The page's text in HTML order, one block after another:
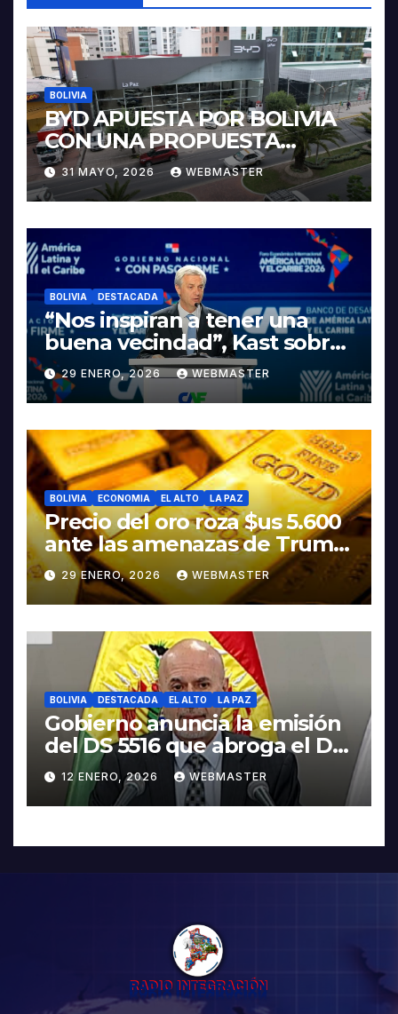
BOLIVIA
BYD APUESTA POR BOLIVIA
CON UNA PROPUESTA
INTEGRAL PARA IMPULSAR
LA ELECTROMOVILIDAD Y LA
INDUSTRIALIZACIÓN DEL
LITIO
31 MAYO, 2026 WEBMASTER
BOLIVIA DESTACADA
“Nos inspiran a tener una
buena vecindad”, Kast sobre
discurso del presidente
Rodrigo Paz
29 ENERO, 2026 WEBMASTER
BOLIVIA ECONOMIA EL ALTO LA PAZ
Precio del oro roza $us 5.600
ante las amenazas de Trump
contra Irán
29 ENERO, 2026 WEBMASTER
BOLIVIA DESTACADA EL ALTO LA PAZ
Gobierno anuncia la emisión
del DS 5516 que abroga el DS
5503
12 ENERO, 2026 WEBMASTER